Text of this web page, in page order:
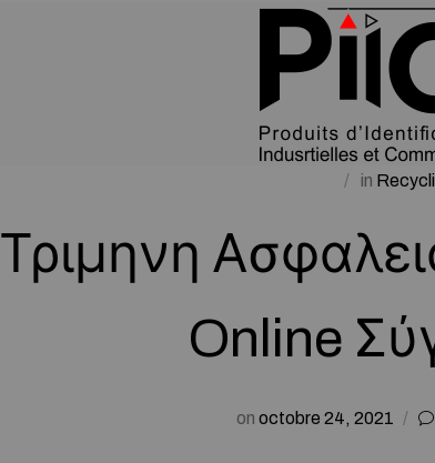
in
Τριμηνη
Online
on octobre 24, 2021